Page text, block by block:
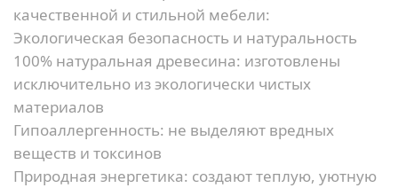
качественной и стильной мебели:
Экологическая безопасность и натуральность
100% натуральная древесина: изготовлены
исключительно из экологически чистых
материалов
Гипоаллергенность: не выделяют вредных
веществ и токсинов
Природная энергетика: создают теплую, уютную